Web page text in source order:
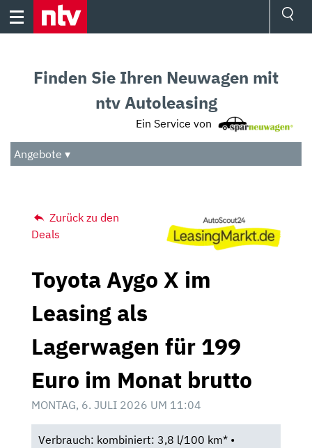
Skip
Audio
Das Beste
Finden Sie Ihren Neuwagen mit
ntv Autoleasing
Ein Service von
Angebote ▾
Zurück zu den
Deals
Toyota Aygo X im
Leasing als
Lagerwagen für 199
Euro im Monat brutto
MONTAG, 6. JULI 2026 UM 11:04
Verbrauch: kombiniert: 3,8 l/100 km* •